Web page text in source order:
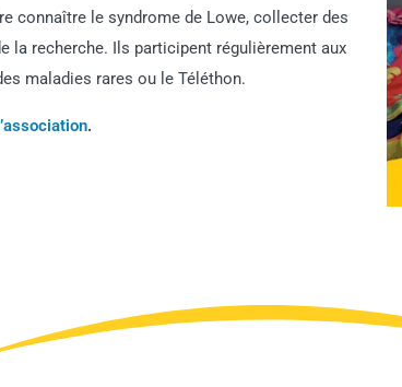
connaître le syndrome de Lowe, collecter des
la recherche. Ils participent régulièrement aux
maladies rares ou le Téléthon.
.